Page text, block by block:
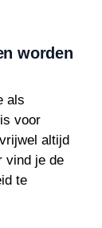
worden
als
voor
altijd
vind je de
te